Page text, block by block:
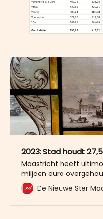
2023: Stad houdt
Maastricht heeft ultimo
miljoen euro
jaarrekening 2023,
gepresenteerd. Over
De Nieuwe Ster